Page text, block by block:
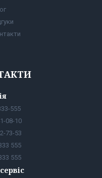
555
08-10
73-53
555
555